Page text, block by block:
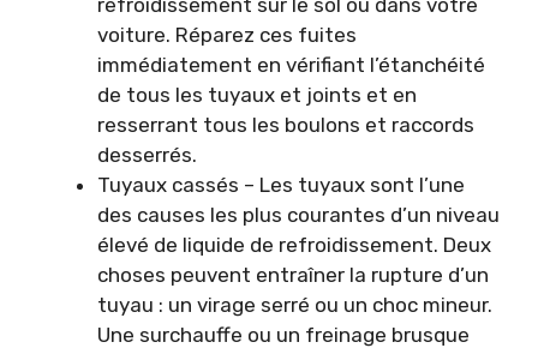
voiture. Réparez ces fuites
immédiatement en vérifiant l’étanchéité
de tous les tuyaux et joints et en
resserrant tous les boulons et raccords
desserrés.
Tuyaux cassés – Les tuyaux sont l’une
des causes les plus courantes d’un niveau
élevé de liquide de refroidissement. Deux
choses peuvent entraîner la rupture d’un
tuyau : un virage serré ou un choc mineur.
Une surchauffe ou un freinage brusque